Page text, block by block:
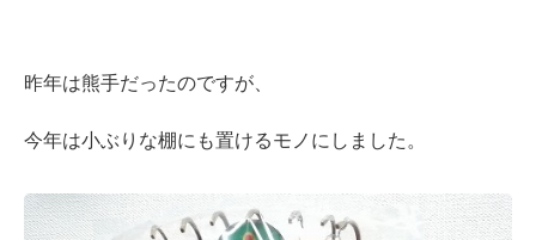
昨年は熊手だったのですが、
今年は小ぶりな棚にも置けるモノにしました。